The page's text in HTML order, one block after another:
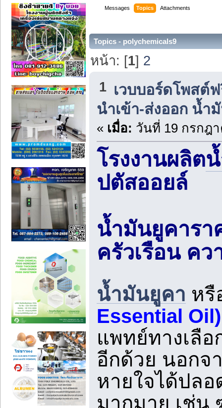
Messages Topics Attachments
Topics - polychemicals9
หน้า: [1] 2
1 เวบบอร์ดโพสต์
นำเข้า-ส่งออก น้ำ
« เมื่อ: วันที่ 19 กรกฎา
โรงงานผลิต
ปตัสออยล์
น้ำมันยูคารา
ครัวเรือน คว
น้ำมันยูคา ห
Essential Oil)
แพทย์ทางเลื
อีกด้วย นอกจ
หายใจได้ปล
มากมาย เช่น